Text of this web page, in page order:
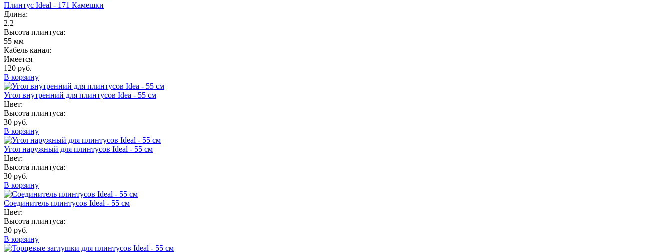
Плинтус Ideal - 171 Камешки
Длина:
2.2
Высота плинтуса:
55 мм
Кабель канал:
Имеется
120 руб.
В корзину
Угол внутренний для плинтусов Idea - 55 см
Цвет:
Высота плинтуса:
30 руб.
В корзину
Угол наружный для плинтусов Ideal - 55 см
Цвет:
Высота плинтуса:
30 руб.
В корзину
Соединитель плинтусов Ideal - 55 см
Цвет:
Высота плинтуса:
30 руб.
В корзину